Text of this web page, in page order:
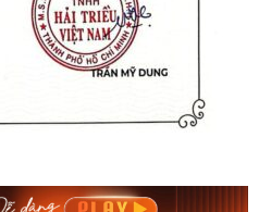
Casio Nam MTS-
Mua ngay